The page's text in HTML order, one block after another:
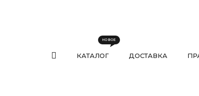
КАТАЛОГ ДОСТАВКА